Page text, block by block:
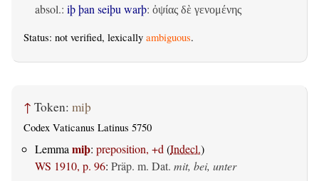
absol.: iþ þan seiþu warþ: ὀψίας δὲ γενομένης
Status: not verified, lexically ambiguous.
↑ Token: miþ
Codex Vaticanus Latinus 5750
Lemmamiþ: preposition, +d(Indecl.)
WS 1910, p. 96: Präp. m. Dat. mit, bei, unter